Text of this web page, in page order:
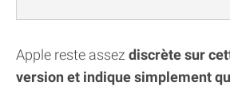
Apple reste assezdiscrète sur
version et indique simplement